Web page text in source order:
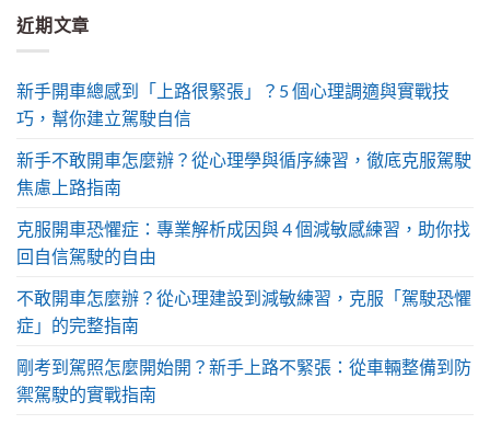
近期文章
新手開車總感到「上路很緊張」？5 個心理調適與實戰技
巧，幫你建立駕駛自信
新手不敢開車怎麼辦？從心理學與循序練習，徹底克服駕駛
焦慮上路指南
克服開車恐懼症：專業解析成因與 4 個減敏感練習，助你找
回自信駕駛的自由
不敢開車怎麼辦？從心理建設到減敏練習，克服「駕駛恐懼
症」的完整指南
剛考到駕照怎麼開始開？新手上路不緊張：從車輛整備到防
禦駕駛的實戰指南